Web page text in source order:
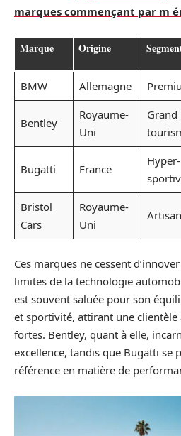
marques commençant par m
Marque Origine
BMW Allemagne
Bentley
Royaume-
Uni
Grand
Bugatti France
Hyper-
Bristol
Cars
Royaume-
Uni
Ces marques ne cessent
limites de la technologie
est souvent saluée pour son
et sportivité, attirant une clientèle
fortes. Bentley, quant à elle,
excellence, tandis que Bugatti se
référence en matière de